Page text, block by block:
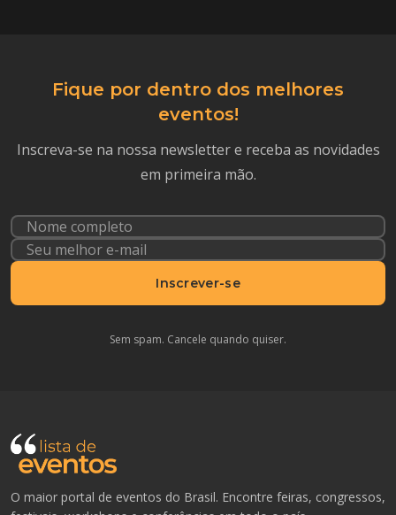
Fique por dentro dos melhores
eventos!
Inscreva-se na nossa newsletter e receba as novidades
em primeira mão.
Inscrever-se
Sem spam. Cancele quando quiser.
O maior portal de eventos do Brasil. Encontre feiras, congressos,